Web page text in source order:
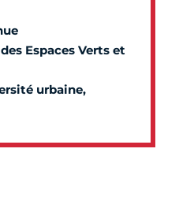
Espaces Verts et
urbaine,